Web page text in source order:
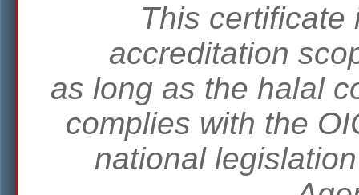
This certificate
accreditation
as long as the halal
complies with the
national